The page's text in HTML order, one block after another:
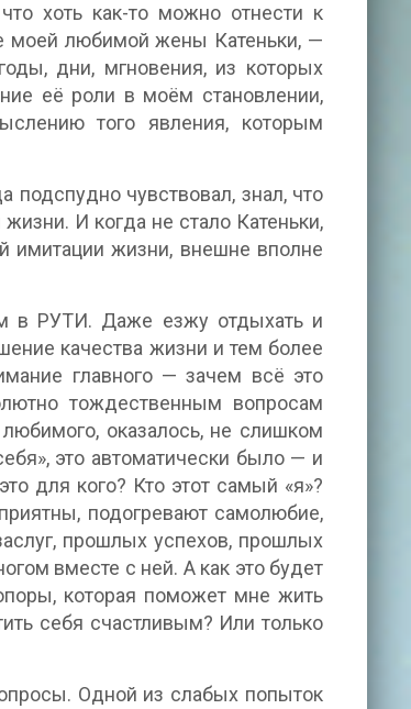
хоть как-то можно отнести к
моей любимой жены Катеньки, —
дни, мгновения, из которых
её роли в моём становлении,
того явления, которым
подспудно чувствовал, знал, что
И когда не стало Катеньки,
имитации жизни, внешне вполне
в РУТИ. Даже езжу отдыхать и
качества жизни и тем более
главного — зачем всё это
тождественным вопросам
оказалось, не слишком
это автоматически было — и
для кого? Кто этот самый «я»?
подогревают самолюбие,
прошлых успехов, прошлых
вместе с ней. А как это будет
которая поможет мне жить
себя счастливым? Или только
Одной из слабых попыток